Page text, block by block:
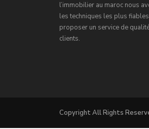
l’immobilier au maroc nous
les techniques les plus
proposer un service de
clients.
Copyright All Rights